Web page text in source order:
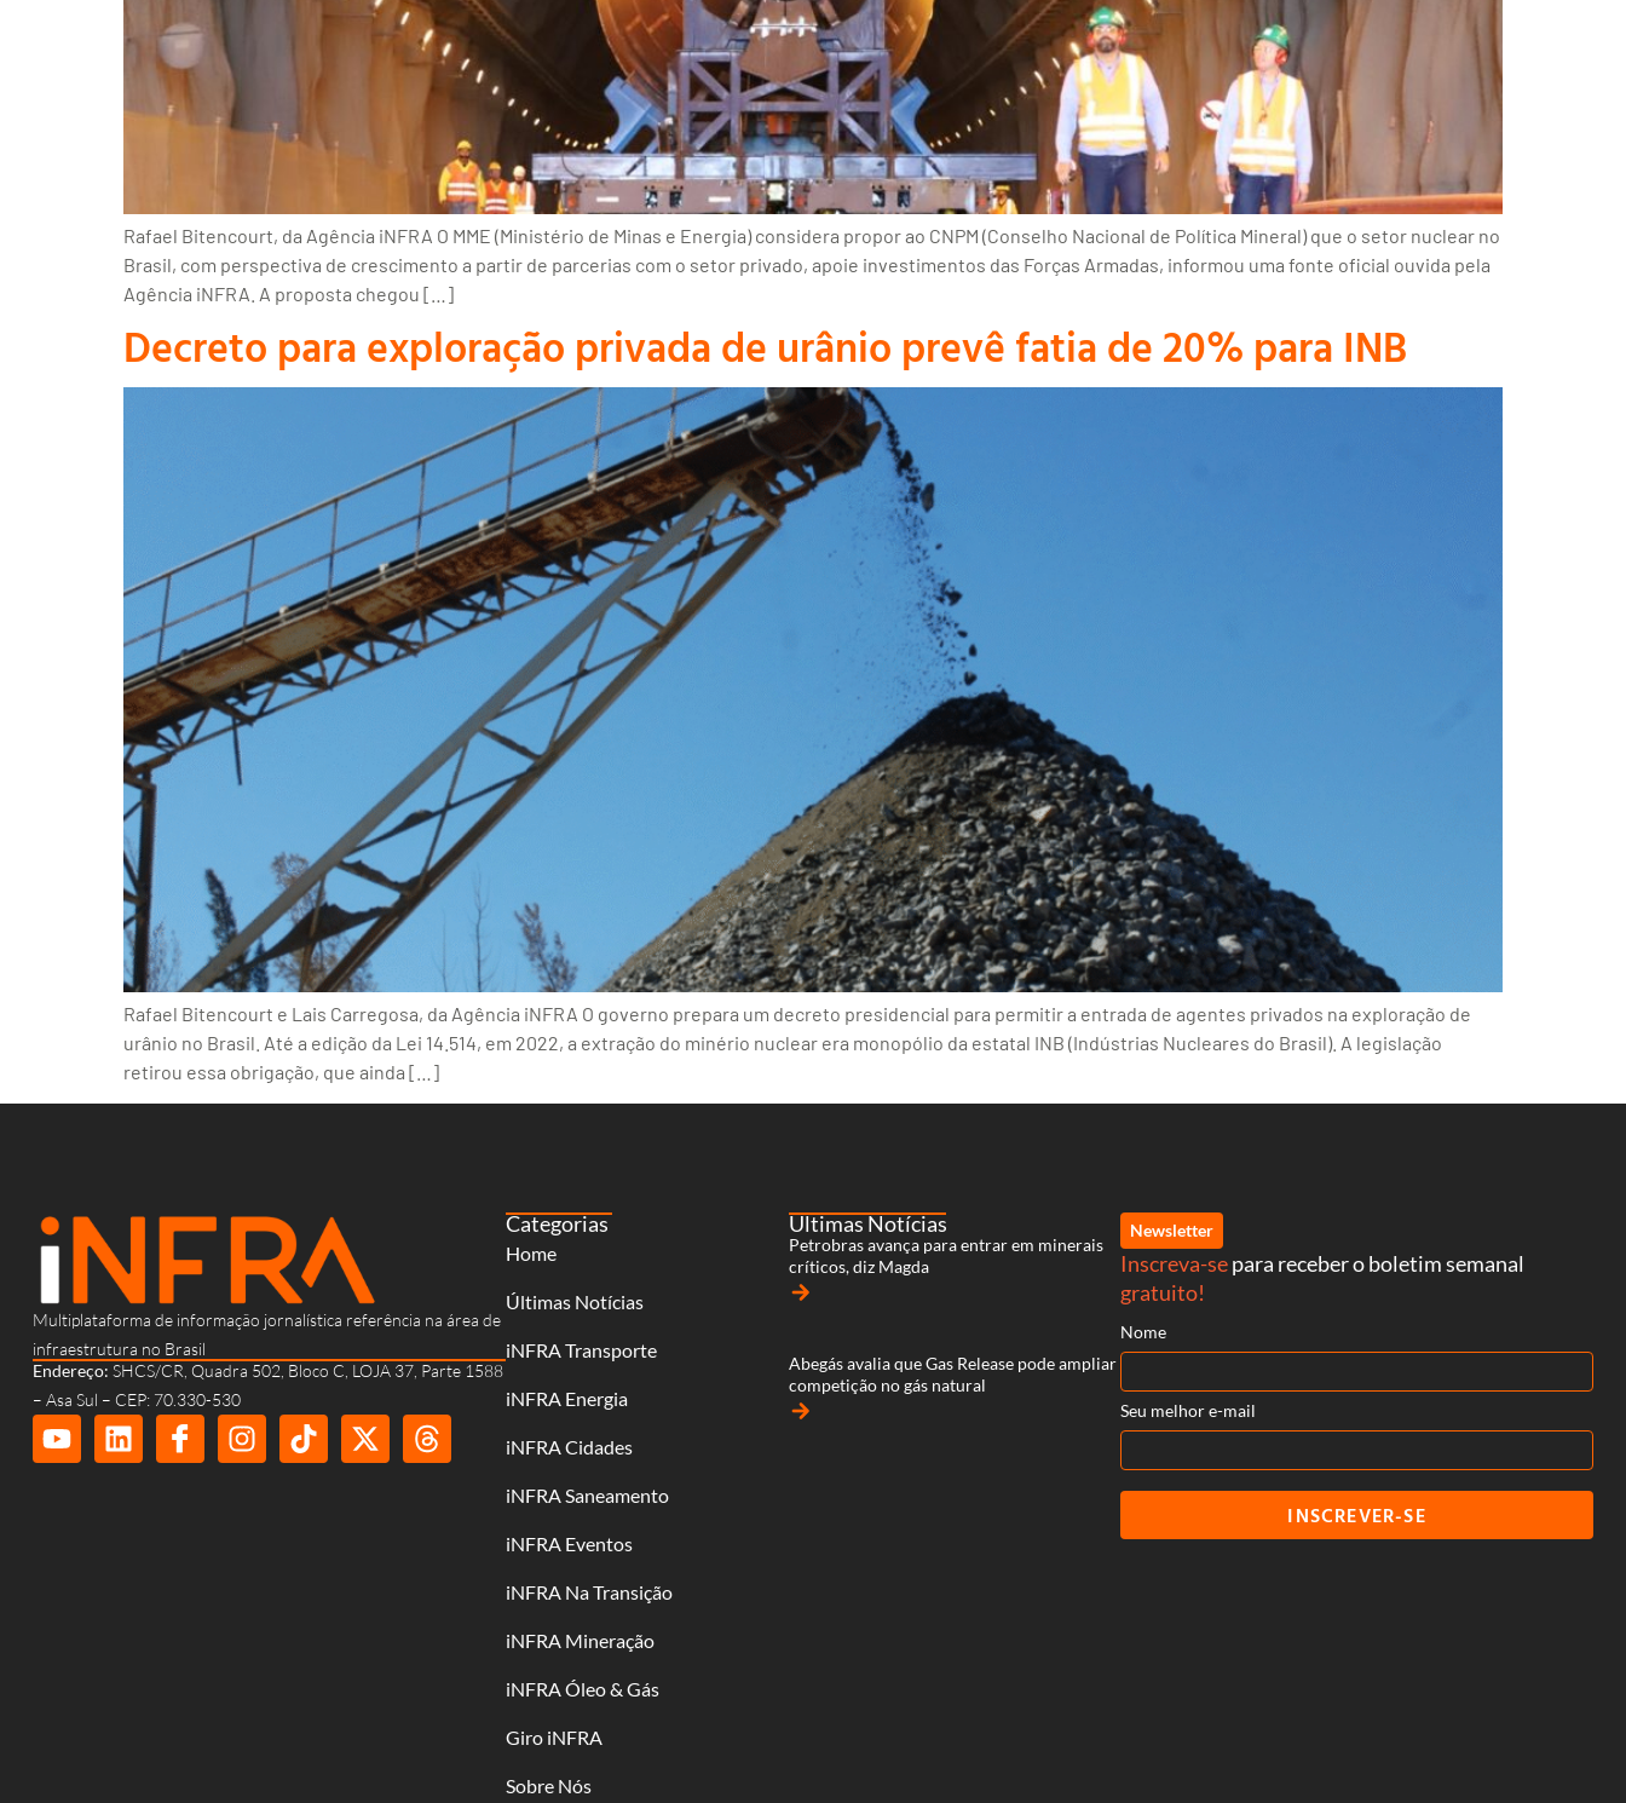
Rafael Bitencourt, da Agência iNFRA O MME (Ministério de Minas e Energia) considera propor ao CNPM (Conselho Nacional de Política Mineral) que o setor nuclear no
Brasil, com perspectiva de crescimento a partir de parcerias com o setor privado, apoie investimentos das Forças Armadas, informou uma fonte oficial ouvida pela
Agência iNFRA. A proposta chegou […]
Decreto para exploração privada de urânio prevê fatia de 20% para INB
Rafael Bitencourt e Lais Carregosa, da Agência iNFRA O governo prepara um decreto presidencial para permitir a entrada de agentes privados na exploração de
urânio no Brasil. Até a edição da Lei 14.514, em 2022, a extração do minério nuclear era monopólio da estatal INB (Indústrias Nucleares do Brasil). A legislação
retirou essa obrigação, que ainda […]
Multiplataforma de informação jornalística referência na área de
infraestrutura no Brasil
Endereço: SHCS/CR, Quadra 502, Bloco C, LOJA 37, Parte 1588
– Asa Sul – CEP: 70.330-530
Categorias
Home
Últimas Notícias
iNFRA Transporte
iNFRA Energia
iNFRA Cidades
iNFRA Saneamento
iNFRA Eventos
iNFRA Na Transição
iNFRA Mineração
iNFRA Óleo & Gás
Giro iNFRA
Sobre Nós
Últimas Notícias
Petrobras avança para entrar em minerais
críticos, diz Magda
arrow_forward
Abegás avalia que Gas Release pode ampliar
competição no gás natural
arrow_forward
Newsletter
Inscreva-separa receber o boletim semanal
gratuito!
Nome
Seu melhor e-mail
INSCREVER-SE